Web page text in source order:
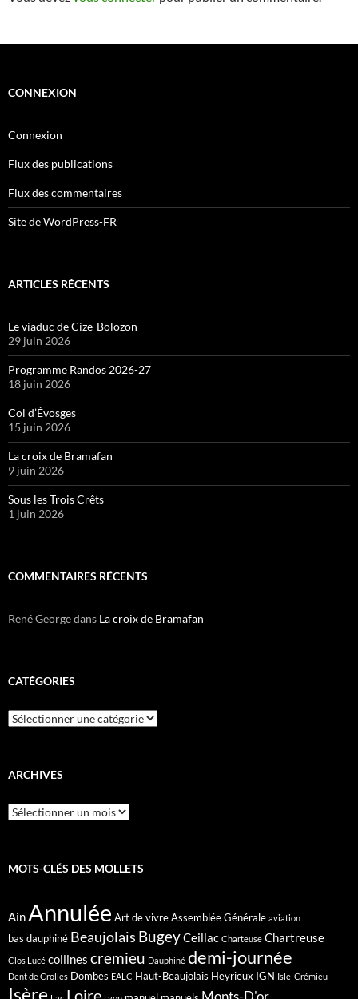
CONNEXION
Connexion
Flux des publications
Flux des commentaires
Site de WordPress-FR
ARTICLES RÉCENTS
Le viaduc de Cize-Bolozon
29 juin 2026
Programme Randos 2026-27
18 juin 2026
Col d’Évosges
15 juin 2026
La croix de Bramafan
9 juin 2026
Sous les Trois Crêts
1 juin 2026
COMMENTAIRES RÉCENTS
René Georgedans La croix de Bramafan
CATÉGORIES
Catégories
ARCHIVES
Archives
MOTS-CLÉS DES MOLLETS
Ain Annulée Art de vivreAssemblée Générale aviation
bas dauphiné Beaujolais BugeyCeillac Charteuse Chartreuse
Clos Lucé collines cremieu Dauphiné demi-journée
Dent de Crolles Dombes EALC Haut-Beaujolais Heyrieux IGN Isle-Crémieu
Isère Loire